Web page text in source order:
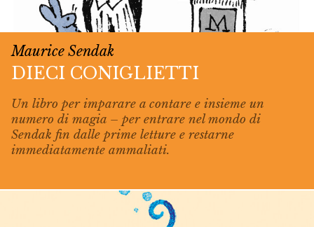
Maurice Sendak
DIECI CONIGLIETTI
Un libro per imparare a contare e insieme un
numero di magia – per entrare nel mondo di
Sendak fin dalle prime letture e restarne
immediatamente ammaliati.